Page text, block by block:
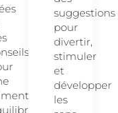
suggestions
pour
divertir,
stimuler
et
développer
les